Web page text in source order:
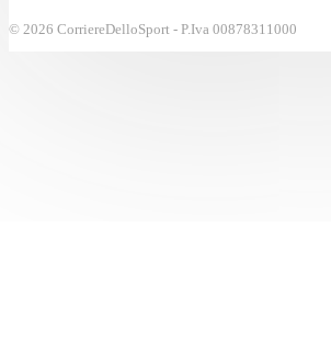
© 2026 CorriereDelloSport - P.Iva 00878311000